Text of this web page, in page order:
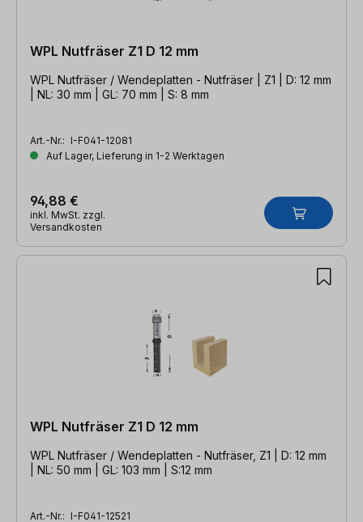
WPL Nutfräser Z1 D 12 mm
WPL Nutfräser / Wendeplatten - Nutfräser | Z1 | D: 12 mm
| NL: 30 mm | GL: 70 mm | S: 8 mm
Art.-Nr.: I-F041-12081
Auf Lager, Lieferung in 1-2 Werktagen
94,88 €
inkl. MwSt. zzgl.
Versandkosten
WPL Nutfräser Z1 D 12 mm
WPL Nutfräser / Wendeplatten - Nutfräser, Z1 | D: 12 mm
| NL: 50 mm | GL: 103 mm | S:12 mm
Art.-Nr.: I-F041-12521